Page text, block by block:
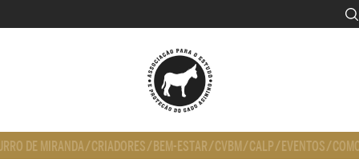
DE MIRANDA/CRIADORES/ BEM-ESTAR/CVBM/CALP/ EVENTOS/